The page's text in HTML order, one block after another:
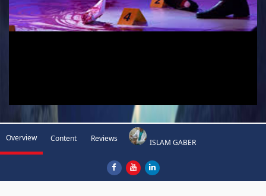
Overview Content Reviews ISLAM GABER